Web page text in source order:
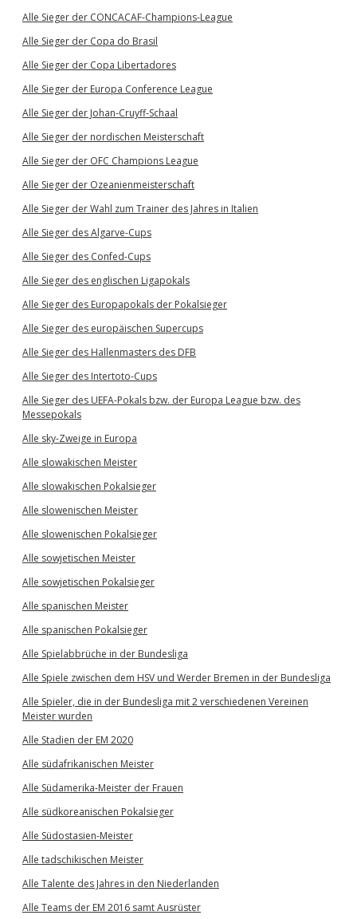
Alle Sieger der CONCACAF-Champions-League
Alle Sieger der Copa do Brasil
Alle Sieger der Copa Libertadores
Alle Sieger der Europa Conference League
Alle Sieger der Johan-Cruyff-Schaal
Alle Sieger der nordischen Meisterschaft
Alle Sieger der OFC Champions League
Alle Sieger der Ozeanienmeisterschaft
Alle Sieger der Wahl zum Trainer des Jahres in Italien
Alle Sieger des Algarve-Cups
Alle Sieger des Confed-Cups
Alle Sieger des englischen Ligapokals
Alle Sieger des Europapokals der Pokalsieger
Alle Sieger des europäischen Supercups
Alle Sieger des Hallenmasters des DFB
Alle Sieger des Intertoto-Cups
Alle Sieger des UEFA-Pokals bzw. der Europa League bzw. des
Messepokals
Alle sky-Zweige in Europa
Alle slowakischen Meister
Alle slowakischen Pokalsieger
Alle slowenischen Meister
Alle slowenischen Pokalsieger
Alle sowjetischen Meister
Alle sowjetischen Pokalsieger
Alle spanischen Meister
Alle spanischen Pokalsieger
Alle Spielabbrüche in der Bundesliga
Alle Spiele zwischen dem HSV und Werder Bremen in der Bundesliga
Alle Spieler, die in der Bundesliga mit 2 verschiedenen Vereinen
Meister wurden
Alle Stadien der EM 2020
Alle südafrikanischen Meister
Alle Südamerika-Meister der Frauen
Alle südkoreanischen Pokalsieger
Alle Südostasien-Meister
Alle tadschikischen Meister
Alle Talente des Jahres in den Niederlanden
Alle Teams der EM 2016 samt Ausrüster